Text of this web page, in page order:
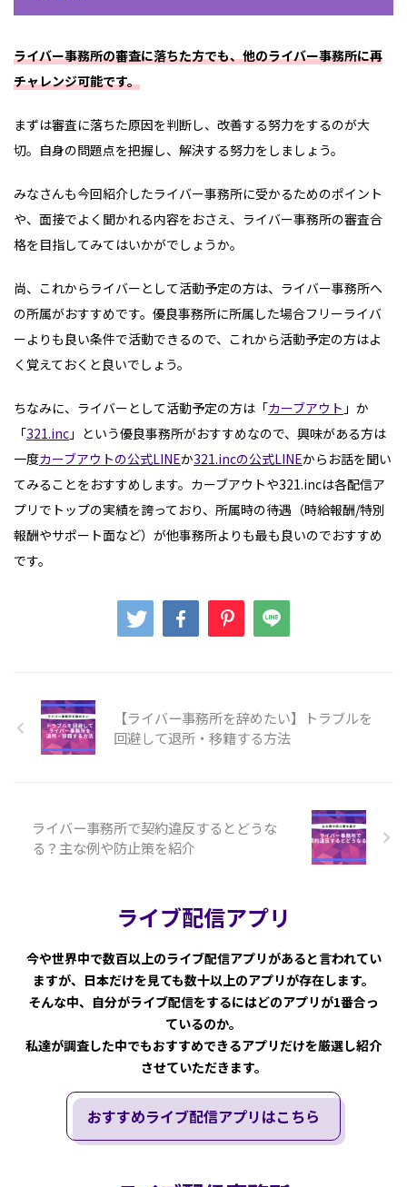
ライバー事務所の審査に落ちた方でも、他のライバー事務所に再
チャレンジ可能です。
まずは審査に落ちた原因を判断し、改善する努力をするのが大
切。自身の問題点を把握し、解決する努力をしましょう。
みなさんも今回紹介したライバー事務所に受かるためのポイント
や、面接でよく聞かれる内容をおさえ、ライバー事務所の審査合
格を目指してみてはいかがでしょうか。
尚、これからライバーとして活動予定の方は、ライバー事務所へ
の所属がおすすめです。優良事務所に所属した場合フリーライバ
ーよりも良い条件で活動できるので、これから活動予定の方はよ
く覚えておくと良いでしょう。
ちなみに、ライバーとして活動予定の方は「カーブアウト 」か
「321.inc 」という優良事務所がおすすめなので、興味がある方は
一度カーブアウトの公式LINEか321.incの公式LINEからお話を聞い
てみることをおすすめします。カーブアウトや321.incは各配信ア
プリでトップの実績を誇っており、所属時の待遇（時給報酬/特別
報酬やサポート面など）が他事務所よりも最も良いのでおすすめ
です。
【ライバー事務所を辞めたい】トラブルを
回避して退所・移籍する方法
ライバー事務所で契約違反するとどうな
る？主な例や防止策を紹介
ライブ配信アプリ
今や世界中で数百以上のライブ配信アプリがあると言われてい
ますが、日本だけを見ても数十以上のアプリが存在します。
そんな中、自分がライブ配信をするにはどのアプリが1番合っ
ているのか。
私達が調査した中でもおすすめできるアプリだけを厳選し紹介
させていただきます。
おすすめライブ配信アプリはこちら